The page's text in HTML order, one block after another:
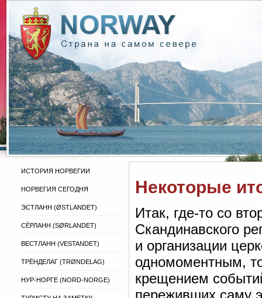
ИСТОРИЯ НОРВЕГИИ
НОРВЕГИЯ СЕГОДНЯ
ЭСТЛАНН (ØSTLANDET)
СЁРЛАНН (SØRLANDET)
ВЕСТЛАНН (VESTANDET)
ТРЁНДЕЛАГ (TRØNDELAG)
НУР-НОРГЕ (NORD-NORGE)
Некоторые
Итак, где-то со
Скандинавского
и организации
одномоментным,
крещением
переживших саму